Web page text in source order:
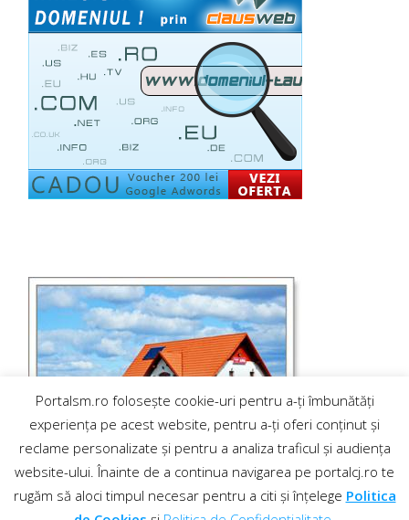
Portalsm.ro folosește cookie-uri pentru a-ți îmbunătăți
experiența pe acest website, pentru a-ți oferi conținut și
reclame personalizate și pentru a analiza traficul și audiența
website-ului. Înainte de a continua navigarea pe portalcj.ro te
rugăm să aloci timpul necesar pentru a citi și înțelege Politica